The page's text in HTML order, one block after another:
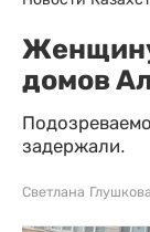
домов
задержали.
Светлана Глушкова